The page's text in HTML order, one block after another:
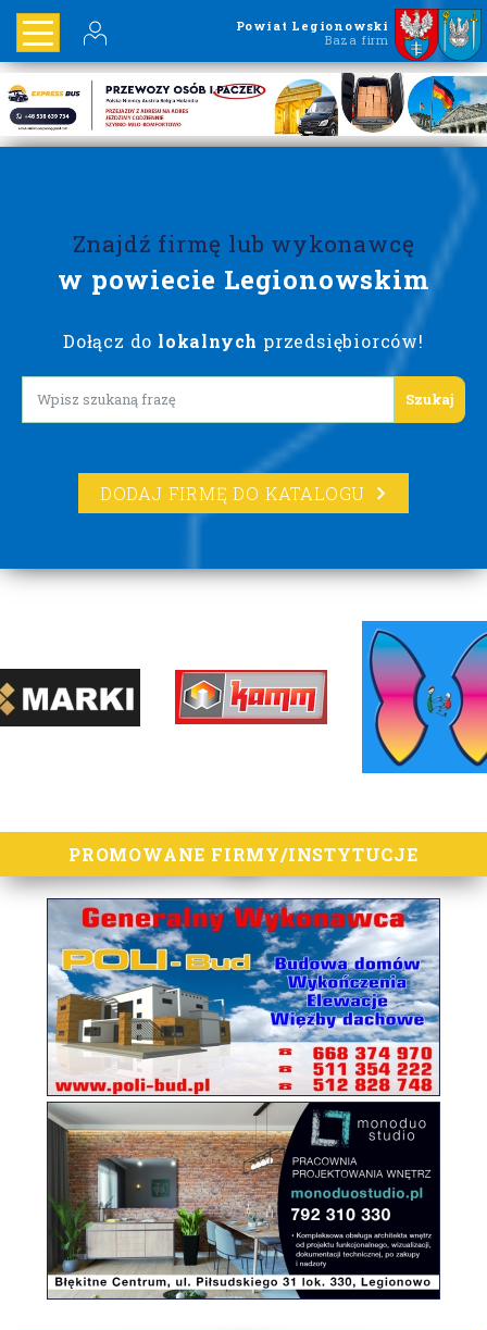
Powiat Legionowski
Baza firm
Znajdź firmę lub wykonawcę
w powiecie Legionowskim
Dołącz do lokalnych przedsiębiorców!
Lorem ipsum
DODAJ FIRMĘ DO KATALOGU
lorem ipsum
PROMOWANE FIRMY/INSTYTUCJE